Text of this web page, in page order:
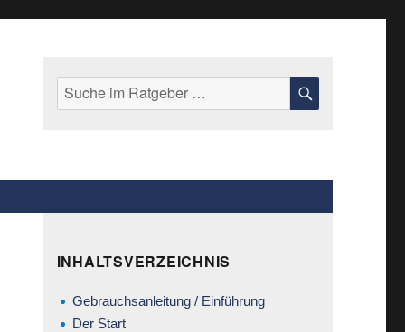
Suche
nach:
INHALTSVERZEICHNIS
Gebrauchsanleitung / Einführung
Der Start